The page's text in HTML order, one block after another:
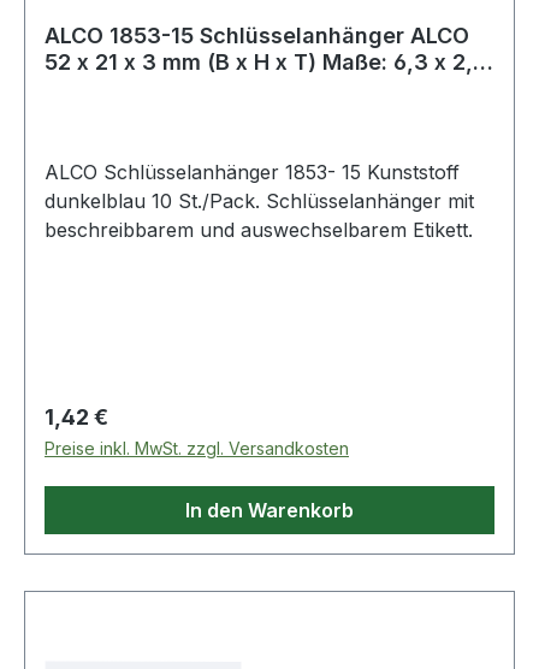
ALCO 1853-15 Schlüsselanhänger ALCO
52 x 21 x 3 mm (B x H x T) Maße: 6,3 x 2,8
ALCO Schlüsselanhänger 1853- 15 Kunststoff
dunkelblau 10 St./Pack. Schlüsselanhänger mit
beschreibbarem und auswechselbarem Etikett.
Regulärer Preis:
1,42 €
Preise inkl. MwSt. zzgl. Versandkosten
In den Warenkorb